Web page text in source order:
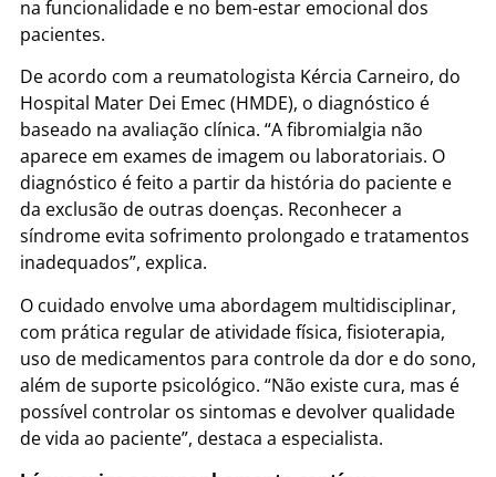
na funcionalidade e no bem-estar emocional dos
pacientes.
De acordo com a reumatologista Kércia Carneiro, do
Hospital Mater Dei Emec (HMDE), o diagnóstico é
baseado na avaliação clínica. “A fibromialgia não
aparece em exames de imagem ou laboratoriais. O
diagnóstico é feito a partir da história do paciente e
da exclusão de outras doenças. Reconhecer a
síndrome evita sofrimento prolongado e tratamentos
inadequados”, explica.
O cuidado envolve uma abordagem multidisciplinar,
com prática regular de atividade física, fisioterapia,
uso de medicamentos para controle da dor e do sono,
além de suporte psicológico. “Não existe cura, mas é
possível controlar os sintomas e devolver qualidade
de vida ao paciente”, destaca a especialista.